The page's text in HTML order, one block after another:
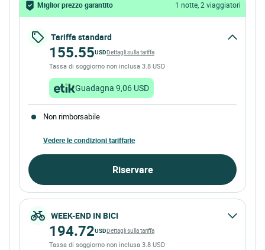
Miglior prezzo garantito 1 notte, 2 viaggiatori
Tariffa standard
155.55USDDettagli sulla tariffa
Tassa di soggiorno non inclusa 3.8 USD
Guadagna 9,06 USD
Non rimborsabile
Vedere le condizioni tariffarie
Riservare
WEEK-END IN BICI
194.72USDDettagli sulla tariffa
Tassa di soggiorno non inclusa 3.8 USD